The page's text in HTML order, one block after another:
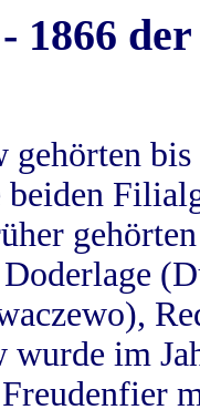
1866
im